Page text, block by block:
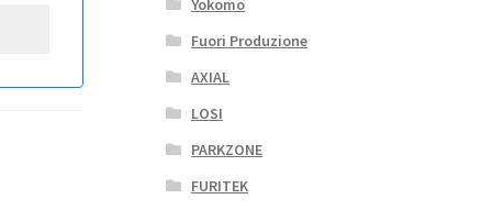
Yokomo
Fuori Produzione
AXIAL
LOSI
PARKZONE
FURITEK